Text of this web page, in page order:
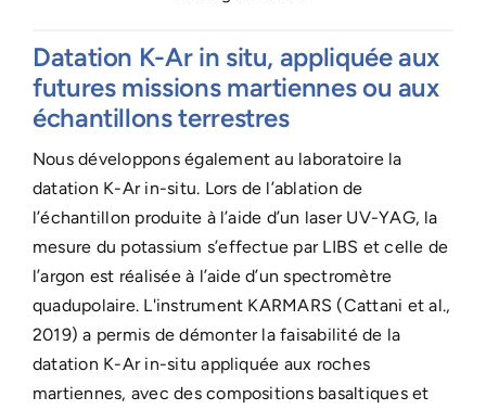
Datation K-Ar in situ, appliquée aux
futures missions martiennes ou aux
échantillons terrestres
Nous développons également au laboratoire la
datation K-Ar in-situ. Lors de l’ablation de
l’échantillon produite à l’aide d’un laser UV-YAG, la
mesure du potassium s’effectue par LIBS et celle de
l’argon est réalisée à l’aide d’un spectromètre
quadupolaire. L'instrument KARMARS (Cattani et al.,
2019) a permis de démonter la faisabilité de la
datation K-Ar in-situ appliquée aux roches
martiennes, avec des compositions basaltiques et